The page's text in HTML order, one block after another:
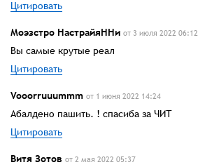
Цитировать
Моэзстро НастрайяННи от 3 июля 2022 06:12
Вы самые крутые реал
Цитировать
Vooorruuummm от 1 июня 2022 14:24
Абалдено пашить. ! спасиба за ЧИТ
Цитировать
Витя Зотов от 2 мая 2022 05:37